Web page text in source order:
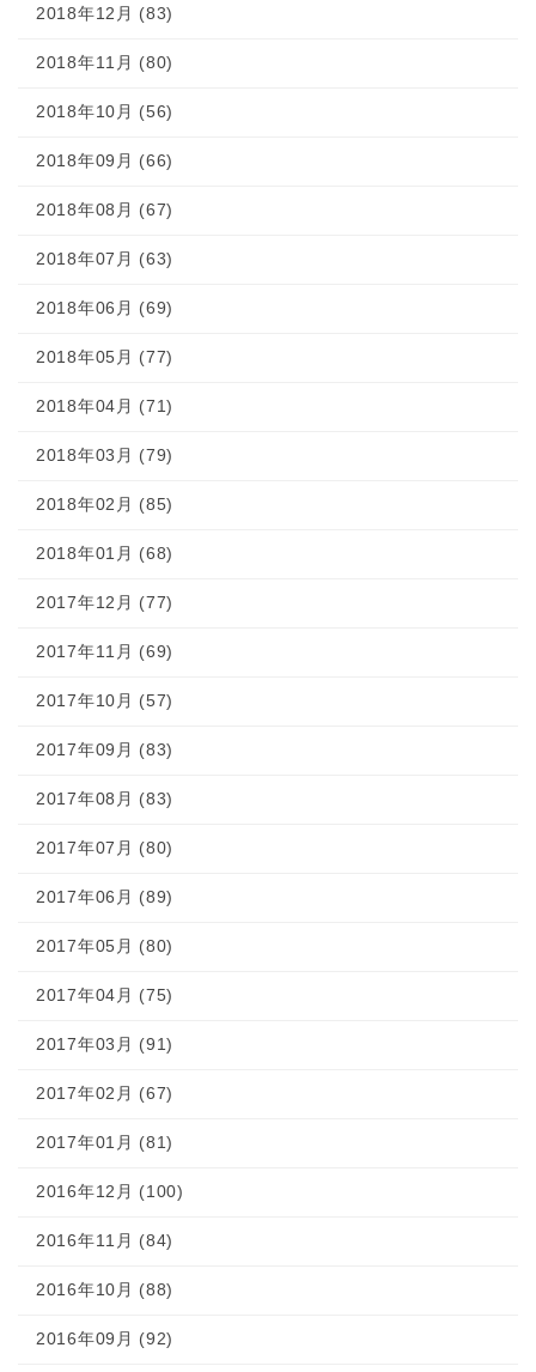
2018年12月 (83)
2018年11月 (80)
2018年10月 (56)
2018年09月 (66)
2018年08月 (67)
2018年07月 (63)
2018年06月 (69)
2018年05月 (77)
2018年04月 (71)
2018年03月 (79)
2018年02月 (85)
2018年01月 (68)
2017年12月 (77)
2017年11月 (69)
2017年10月 (57)
2017年09月 (83)
2017年08月 (83)
2017年07月 (80)
2017年06月 (89)
2017年05月 (80)
2017年04月 (75)
2017年03月 (91)
2017年02月 (67)
2017年01月 (81)
2016年12月 (100)
2016年11月 (84)
2016年10月 (88)
2016年09月 (92)